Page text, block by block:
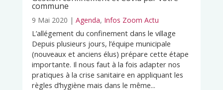
commune
9 Mai 2020 | Agenda, Infos Zoom Actu
L’allégement du confinement dans le village
Depuis plusieurs jours, l’équipe municipale
(nouveaux et anciens élus) prépare cette étape
importante. Il nous faut à la fois adapter nos
pratiques à la crise sanitaire en appliquant les
règles d’hygiène mais dans le même...